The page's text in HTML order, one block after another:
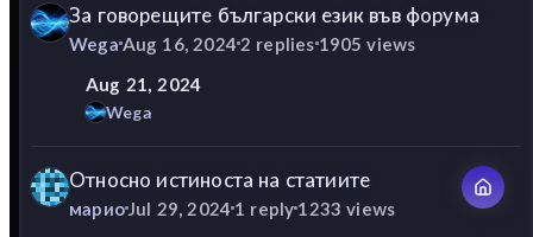
За говорещите български език във форума
Wega Aug 16, 20242 replies1905 views
Aug 21, 2024
Wega
Относно истиноста на статиите
мариоJul 29, 2024 1 reply 1233 views